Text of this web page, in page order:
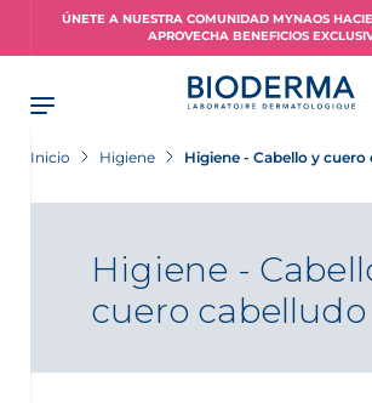
ÚNETE A NUESTRA COMUNIDAD MYNAOS
APROVECHA BENEFICIOS
Inicio Higiene Higiene - Cabello y cuero
Higiene -
cuero cabelludo